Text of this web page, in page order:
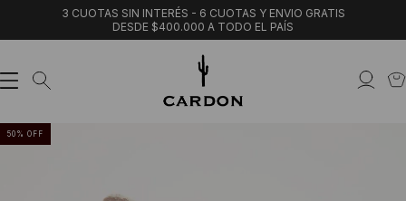
3 CUOTAS SIN INTERÉS - 6 CUOTAS Y ENVIO GRATIS
DESDE $400.000 A TODO EL PAÍS
50 % OFF